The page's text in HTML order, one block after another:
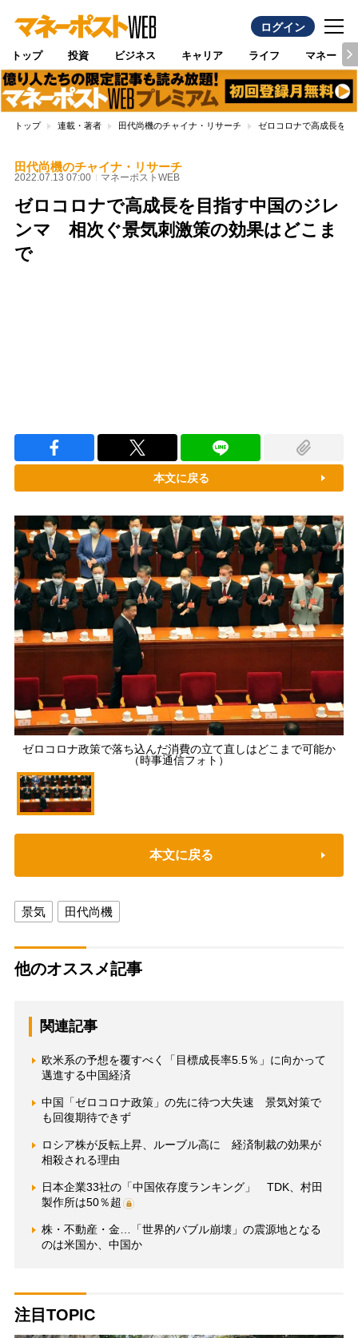
ログイン
トップ 投資 ビジネス キャリア ライフ マネー
トップ 連載・著者 田代尚機のチャイナ・リサーチ ゼロコロナで高成長を
田代尚機のチャイナ・リサーチ
2022.07.13 07:00 マネーポストWEB
ゼロコロナで高成長を目指す中国のジレ
ンマ 相次ぐ景気刺激策の効果はどこま
で
本文に戻る
ゼロコロナ政策で落ち込んだ消費の立て直しはどこまで可能か
（時事通信フォト）
本文に戻る
景気 田代尚機
他のオススメ記事
関連記事
欧米系の予想を覆すべく「目標成長率5.5％」に向かって
邁進する中国経済
中国「ゼロコロナ政策」の先に待つ大失速 景気対策で
も回復期待できず
ロシア株が反転上昇、ルーブル高に 経済制裁の効果が
相殺される理由
日本企業33社の「中国依存度ランキング」 TDK、村田
製作所は50％超
株・不動産・金…「世界的バブル崩壊」の震源地となる
のは米国か、中国か
注目TOPIC